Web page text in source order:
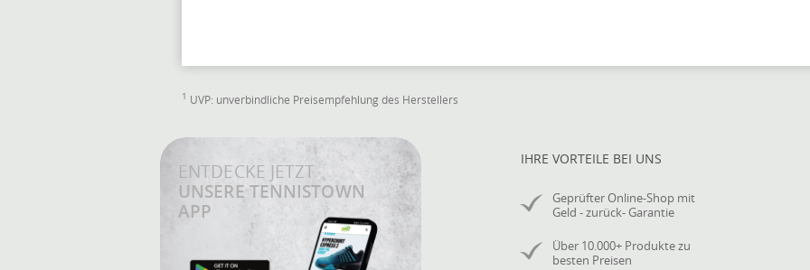
1 UVP: unverbindliche Preisempfehlung des Herstellers
ENTDECKE JETZT
UNSERE TENNISTOWN
APP
IHRE VORTEILE BEI UNS
Geprüfter Online-Shop mit
Geld - zurück- Garantie
Über 10.000+ Produkte zu
besten Preisen